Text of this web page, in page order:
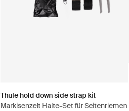
Thule hold down side strap kit
Markisenzelt Halte-Set für Seitenriemen